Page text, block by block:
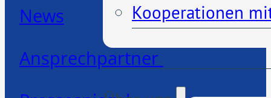
Kooperationen
News
Ansprechpartner